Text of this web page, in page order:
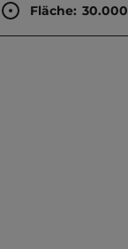
Fläche: 30.000